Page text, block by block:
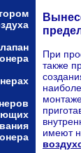
При
также
имеют